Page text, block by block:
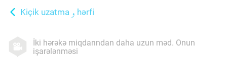
Kiçik uzatma hərfi
İki hərəkə miqdarından daha uzun məd. Onun
işarələnməsi